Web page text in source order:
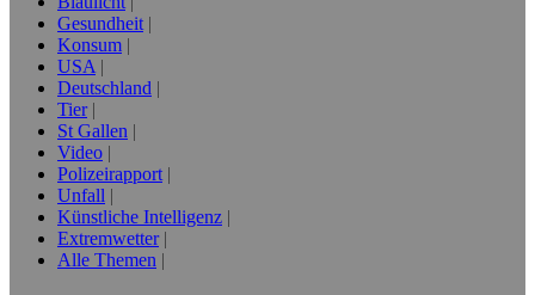
Gesundheit
Konsum
USA
Deutschland
Tier
St Gallen
Video
Polizeirapport
Unfall
Künstliche Intelligenz
Extremwetter
Alle Themen